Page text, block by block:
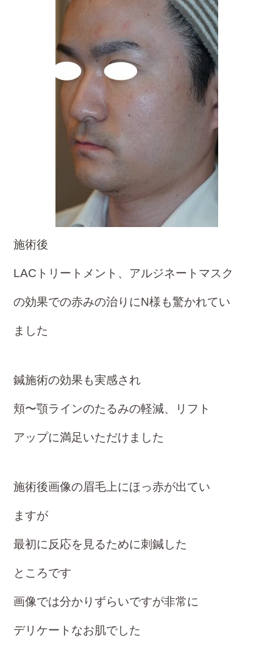
施術後
LACトリートメント、アルジネートマスク
の効果での赤みの治りにN様も驚かれてい
ました
鍼施術の効果も実感され
頬〜顎ラインのたるみの軽減、リフト
アップに満足いただけました
施術後画像の眉毛上にほっ赤が出てい
ますが
最初に反応を見るために刺鍼した
ところです
画像では分かりずらいですが非常に
デリケー トなお肌でした